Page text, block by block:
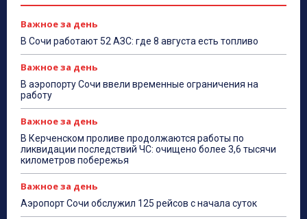
Важное за день
В Сочи работают 52 АЗС: где 8 августа есть топливо
Важное за день
В аэропорту Сочи ввели временные ограничения на
работу
Важное за день
В Керченском проливе продолжаются работы по
ликвидации последствий ЧС: очищено более 3,6 тысячи
километров побережья
Важное за день
Аэропорт Сочи обслужил 125 рейсов с начала суток